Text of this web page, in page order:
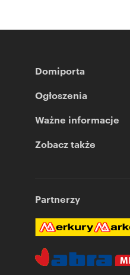
Domiporta
Ogłoszenia
Ważne informacje
Zobacz także
Partnerzy